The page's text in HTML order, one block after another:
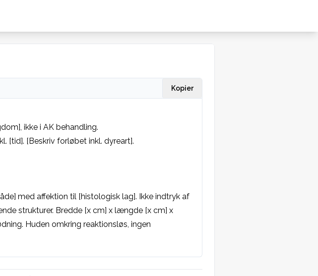
Kopier
ikke i AK behandling.
[tid]. [Beskriv forløbet inkl. dyreart].
med affektion til [histologisk lag]. Ikke indtryk af
strukturer. Bredde [x cm] x længde [x cm] x
Huden omkring reaktionsløs, ingen